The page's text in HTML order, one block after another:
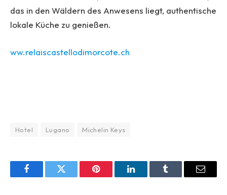
das in den Wäldern des Anwesens liegt, authentische
lokale Küche zu genießen.
ww.relaiscastellodimorcote.ch
Hotel Lugano Michelin Keys
FacebookTwitter Pinterest LinkedInTumblr Email